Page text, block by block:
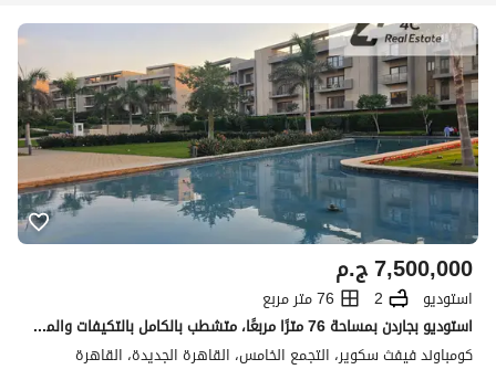
ج.م7,500,000
استوديو 2
76 متر مربع
استوديو بجاردن بمساحة 76 مترًا مربعًا، متشطب بالكامل بالتكيفات والمطبخ استلام فورى فيو لاند سكيب للبيع في موقع متميز في فيفث سكوير المراسم، القاهرة
كومباوند فيفث سكوير، التجمع الخامس، القاهرة الجديدة، القاهرة